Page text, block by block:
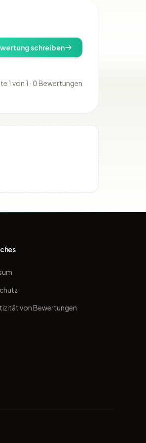
schreiben
1 von 1 · 0 Bewertungen
von Bewertungen